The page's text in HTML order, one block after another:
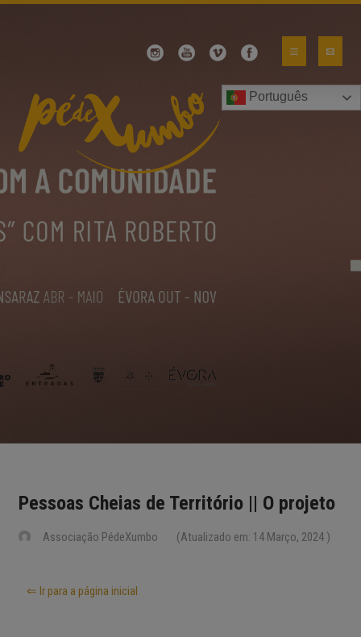
Português
Pessoas Cheias de Território || O projeto
Associação PédeXumbo (Atualizado em: 14 Março, 2024 )
⇐ Ir para a página inicial